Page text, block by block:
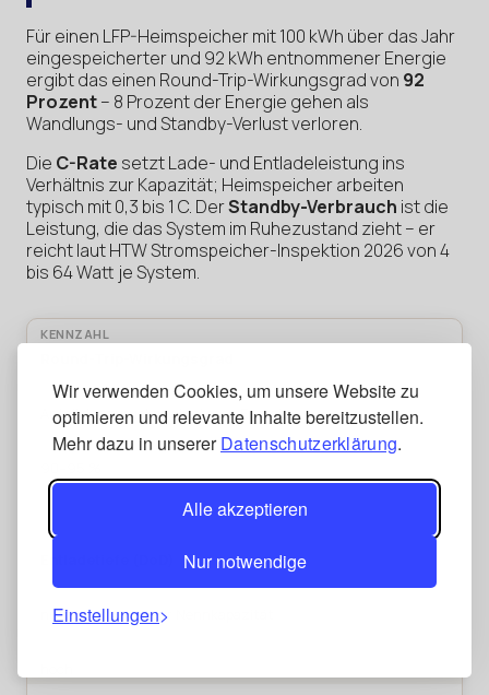
Wir verwenden Cookies, um unsere Website zu
optimieren und relevante Inhalte bereitzustellen.
Mehr dazu in unsererDatenschutzerklärung.
Alle akzeptieren
Nur notwendige
Einstellungen
Für einen LFP-Heimspeicher mit 100 kWh über das Jahr
eingespeicherter und 92 kWh entnommener Energie
ergibt das einen Round-Trip-Wirkungsgrad von 92
Prozent– 8 Prozent der Energie gehen als
Wandlungs- und Standby-Verlust verloren.
Die C-Rate setzt Lade- und Entladeleistung ins
Verhältnis zur Kapazität; Heimspeicher arbeiten
typisch mit 0,3 bis 1 C. DerStandby-Verbrauch ist die
Leistung, die das System im Ruhezustand zieht – er
reicht laut HTW Stromspeicher-Inspektion 2026 von 4
bis 64 Watt je System.
Anteil der zurückgewinnbaren Energie
nutzbarer Anteil der Nennkapazität